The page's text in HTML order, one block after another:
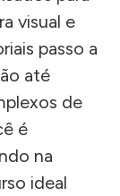
visual e
passo a
até
de
é
na
ideal